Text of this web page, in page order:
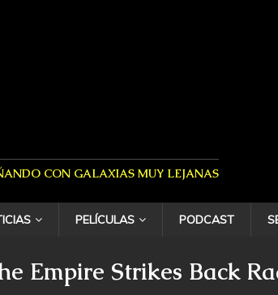
CON GALAXIAS MUY LEJANAS
PELÍCULAS PODCAST
Empire Strikes Back